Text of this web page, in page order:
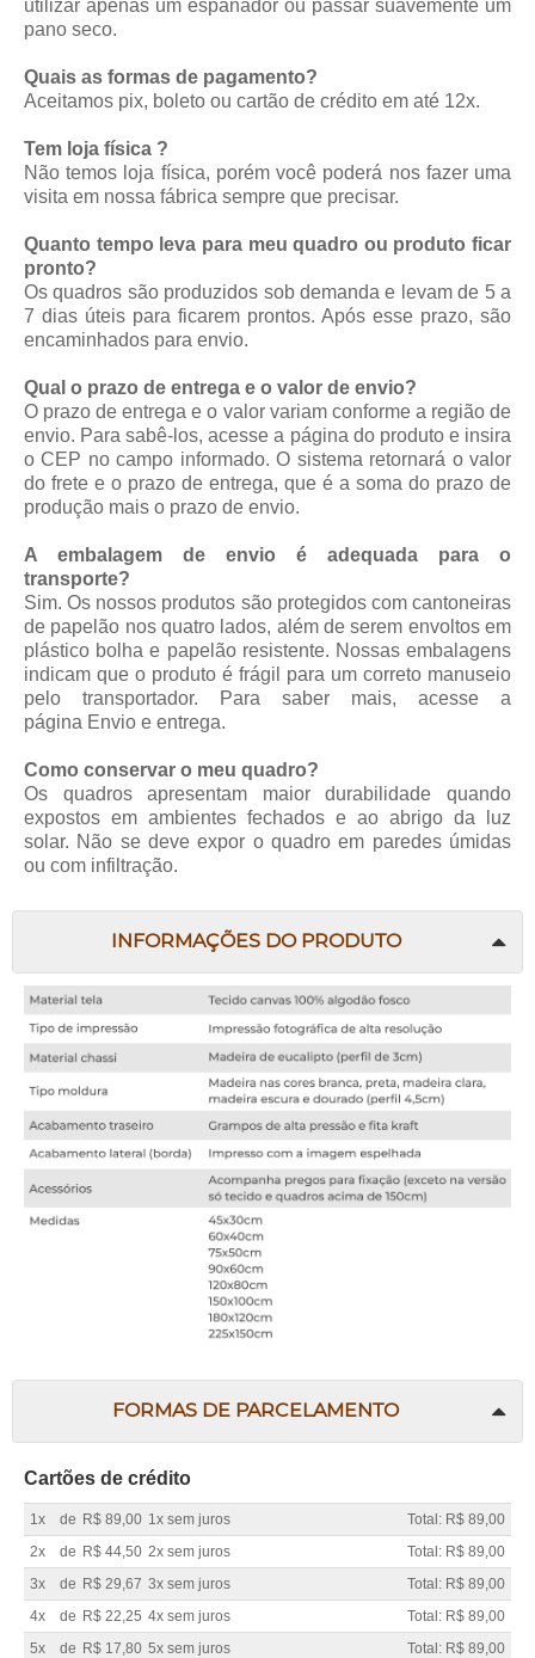
utilizar apenas um espanador ou passar suavemente um
pano seco.
Quais as formas de pagamento?
Aceitamos pix, boleto ou cartão de crédito em até 12x.
Tem loja física ?
Não temos loja física, porém você poderá nos fazer uma
visita em nossa fábrica sempre que precisar.
Quanto tempo leva para meu quadro ou produto ficar
pronto?
Os quadros são produzidos sob demanda e levam de 5 a
7 dias úteis para ficarem prontos. Após esse prazo, são
encaminhados para envio.
Qual o prazo de entrega e o valor de envio?
O prazo de entrega e o valor variam conforme a região de
envio. Para sabê-los, acesse a página do produto e insira
o CEP no campo informado. O sistema retornará o valor
do frete e o prazo de entrega, que é a soma do prazo de
produção mais o prazo de envio.
A embalagem de envio é adequada para o
transporte?
Sim. Os nossos produtos são protegidos com cantoneiras
de papelão nos quatro lados, além de serem envoltos em
plástico bolha e papelão resistente. Nossas embalagens
indicam que o produto é frágil para um correto manuseio
pelo transportador. Para saber mais, acesse a
página Envio e entrega.
Como conservar o meu quadro?
Os quadros apresentam maior durabilidade quando
expostos em ambientes fechados e ao abrigo da luz
solar. Não se deve expor o quadro em paredes úmidas
ou com infiltração.
INFORMAÇÕES DO PRODUTO
FORMAS DE PARCELAMENTO
Cartões de crédito
1x de R$ 89,00 1x sem juros
Total: R$ 89,00
2x
de R$ 44,50 2x sem juros
Total: R$ 89,00
3x
de R$ 29,67 3x sem juros
Total: R$ 89,00
4x
de R$ 22,25 4x sem juros
Total: R$ 89,00
5x
de R$ 17,80 5x sem juros
Total: R$ 89,00